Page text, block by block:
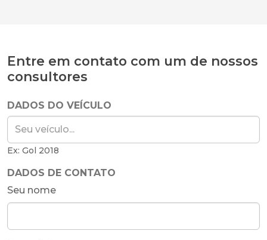
Entre em contato com um de nossos
consultores
DADOS DO VEÍCULO
Ex: Gol 2018
DADOS DE CONTATO
Seu nome